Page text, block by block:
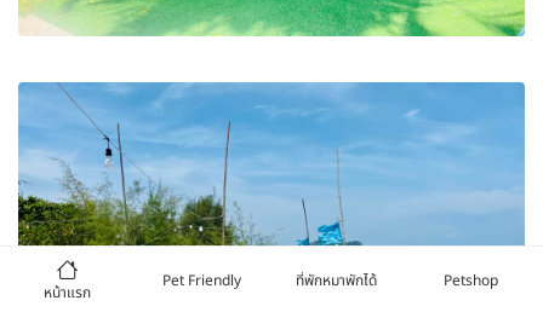
หน้าแรก
Pet Friendly ที่พักหมาพักได้ Petshop